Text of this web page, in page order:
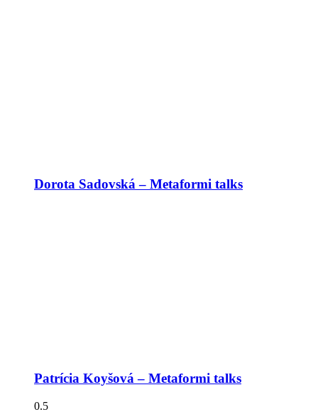
Dorota Sadovská – Metaformi talks
Patrícia Koyšová – Metaformi talks